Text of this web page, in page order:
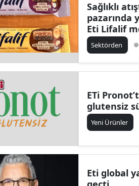
Sağlıklı
pazarında
Eti Lifalif
reyonlarda
Sektörden
ETi
glutensiz
Yeni Ürünler
Eti global